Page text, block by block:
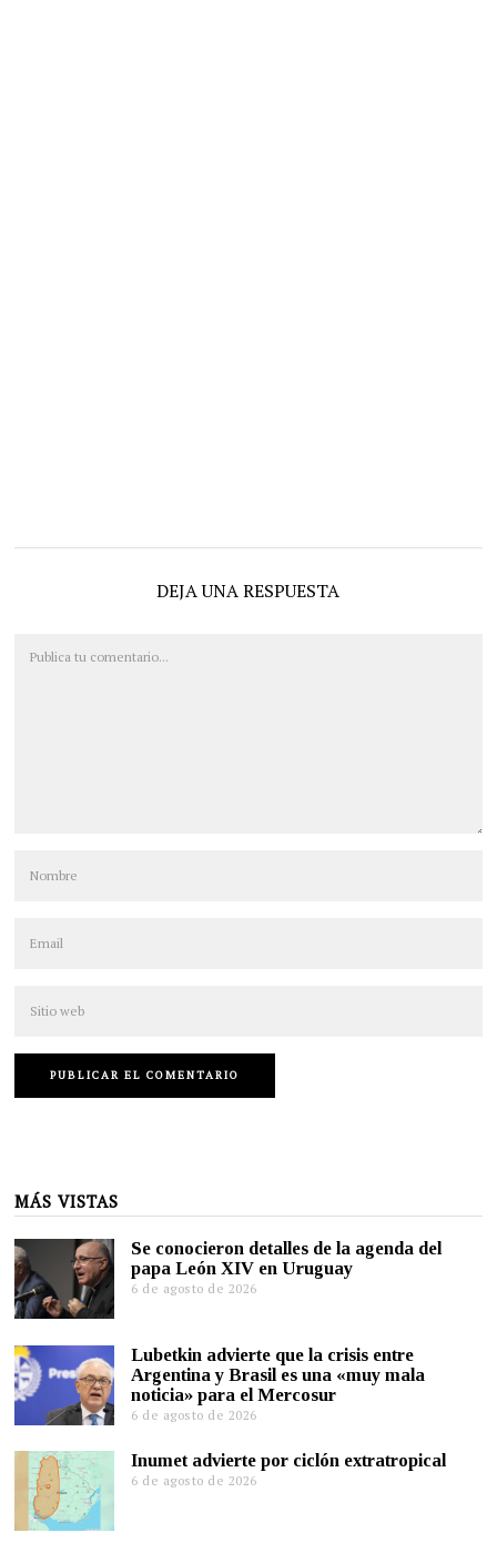
DEJA UNA RESPUESTA
MÁS VISTAS
Se conocieron detalles de la agenda del
papa León XIV en Uruguay
6 de agosto de 2026
Lubetkin advierte que la crisis entre
Argentina y Brasil es una «muy mala
noticia» para el Mercosur
6 de agosto de 2026
Inumet advierte por ciclón extratropical
6 de agosto de 2026